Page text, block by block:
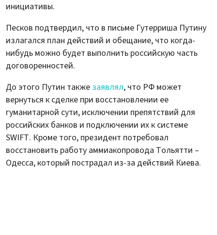
инициативы.
Песков подтвердил, что в письме Гутерриша Путину
излагался план действий и обещание, что когда-
нибудь можно будет выполнить российскую часть
договоренностей.
До этого Путин также заявлял, что РФ может
вернуться к сделке при восстановлении ее
гуманитарной сути, исключении препятствий для
российских банков и подключении их к системе
SWIFT. Кроме того, президент потребовал
восстановить работу аммиакопровода Тольятти –
Одесса, который пострадал из-за действий Киева.